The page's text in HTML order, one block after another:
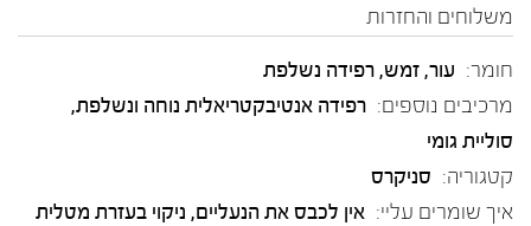
משלוחים והחזרות
חומר: עור, זמש, רפידה נשלפת
מרכיבים נוספים: רפידה אנטיבקטריאלית נוחה ונשלפת,
סוליית גומי
קטגוריה: סניקרס
איך שומרים עליי: אין לכבס את הנעליים, ניקוי בעזרת מטלית